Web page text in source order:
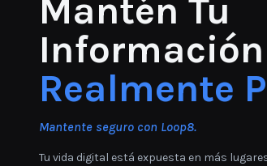
Mantén Tu
Información
Realmente
Mantente seguro con Loop8.
Tu vida digital está expuesta en más